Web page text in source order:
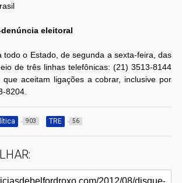
eleitoral
todo o Estado, de segunda a sexta-feira, das
de três linhas telefônicas: (21) 3513-8144
aceitam ligações a cobrar, inclusive por
8204.
903 TRE 56